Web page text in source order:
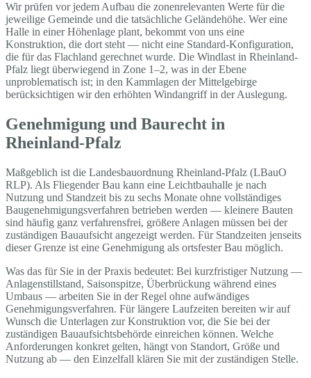
Wir prüfen vor jedem Aufbau die zonenrelevanten Werte für die
jeweilige Gemeinde und die tatsächliche Geländehöhe. Wer eine
Halle in einer Höhenlage plant, bekommt von uns eine
Konstruktion, die dort steht — nicht eine Standard-Konfiguration,
die für das Flachland gerechnet wurde. Die Windlast in Rheinland-
Pfalz liegt überwiegend in Zone 1–2, was in der Ebene
unproblematisch ist; in den Kammlagen der Mittelgebirge
berücksichtigen wir den erhöhten Windangriff in der Auslegung.
Genehmigung und Baurecht in
Rheinland-Pfalz
Maßgeblich ist die Landesbauordnung Rheinland-Pfalz (LBauO
RLP). Als Fliegender Bau kann eine Leichtbauhalle je nach
Nutzung und Standzeit bis zu sechs Monate ohne vollständiges
Baugenehmigungsverfahren betrieben werden — kleinere Bauten
sind häufig ganz verfahrensfrei, größere Anlagen müssen bei der
zuständigen Bauaufsicht angezeigt werden. Für Standzeiten jenseits
dieser Grenze ist eine Genehmigung als ortsfester Bau möglich.
Was das für Sie in der Praxis bedeutet: Bei kurzfristiger Nutzung —
Anlagenstillstand, Saisonspitze, Überbrückung während eines
Umbaus — arbeiten Sie in der Regel ohne aufwändiges
Genehmigungsverfahren. Für längere Laufzeiten bereiten wir auf
Wunsch die Unterlagen zur Konstruktion vor, die Sie bei der
zuständigen Bauaufsichtsbehörde einreichen können. Welche
Anforderungen konkret gelten, hängt von Standort, Größe und
Nutzung ab — den Einzelfall klären Sie mit der zuständigen Stelle.